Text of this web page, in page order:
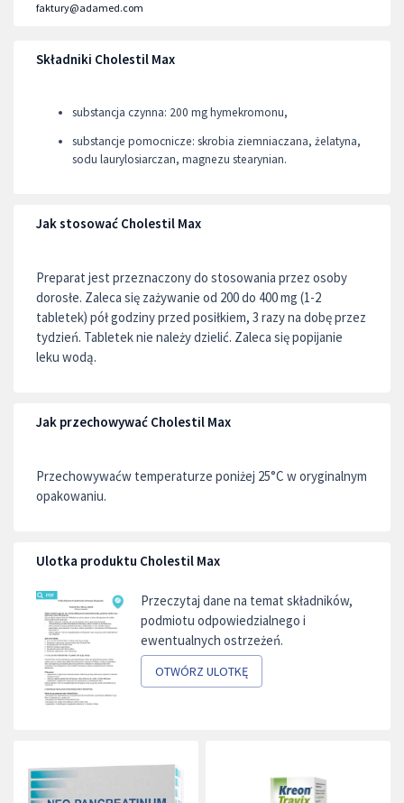
faktury@adamed.com
Składniki Cholestil Max
substancja czynna: 200 mg hymekromonu,
substancje pomocnicze: skrobia ziemniaczana, żelatyna,
sodu laurylosiarczan, magnezu stearynian.
Jak stosować Cholestil Max
Preparat jest przeznaczony do stosowania przez osoby
dorosłe. Zaleca się zażywanie od 200 do 400 mg (1-2
tabletek) pół godziny przed posiłkiem, 3 razy na dobę przez
tydzień. Tabletek nie należy dzielić. Zaleca się popijanie
leku wodą.
Jak przechowywać Cholestil Max
Przechowywaćw temperaturze poniżej 25°C w oryginalnym
opakowaniu.
Ulotka produktu Cholestil Max
Przeczytaj dane na temat składników,
podmiotu odpowiedzialnego i
ewentualnych ostrzeżeń.
OTWÓRZ ULOTKĘ